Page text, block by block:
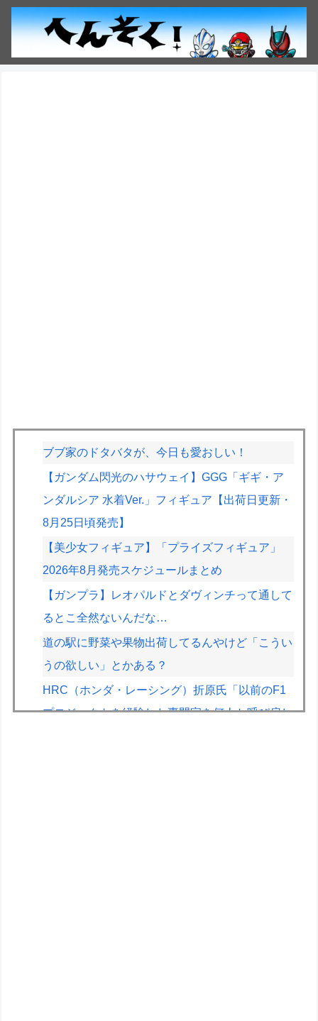
ブブ家のドタバタが、今日も愛おしい！
【ガンダム閃光のハサウェイ】GGG「ギギ・ア
ンダルシア 水着Ver.」フィギュア【出荷日更新・
8月25日頃発売】
【美少女フィギュア】「プライズフィギュア」
2026年8月発売スケジュールまとめ
【ガンプラ】レオパルドとダヴィンチって通して
るとこ全然ないんだな…
道の駅に野菜や果物出荷してるんやけど「こうい
うの欲しい」とかある？
HRC（ホンダ・レーシング）折原氏「以前のF1
プロジェクトを経験した専門家を何人か呼び戻し